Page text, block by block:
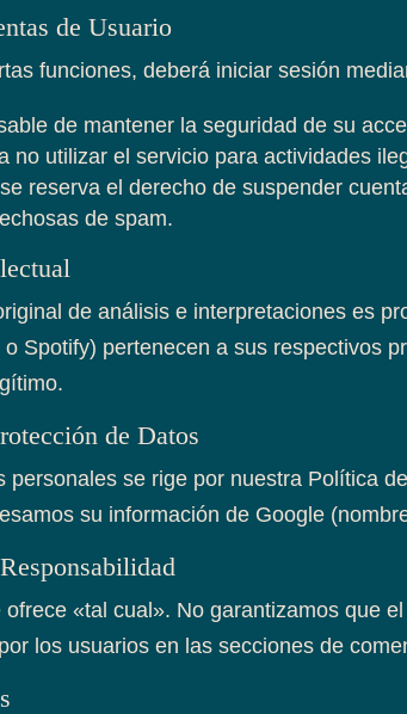
de Usuario
funciones, deberá iniciar sesión
de mantener la seguridad de su
no utilizar el servicio para actividades
se reserva el derecho de suspender
de spam.
de análisis e interpretaciones es
o Spotify) pertenecen a sus respectivos
de Datos
personales se rige por nuestra Política
su información de Google
ofrece «tal cual». No garantizamos que
los usuarios en las secciones de